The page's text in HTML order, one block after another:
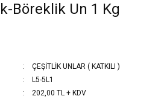
Böreklik Un 1 Kg
ÇEŞİTLİK UNLAR ( KATKILI )
L5-5L1
202,00 TL + KDV